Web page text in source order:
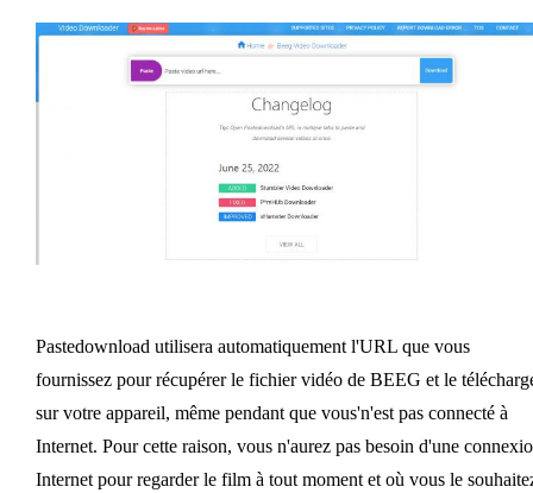
Pastedownload utilisera automatiquement l'URL que vous
fournissez pour récupérer le fichier vidéo de BEEG et le
sur votre appareil, même pendant que vous'n'est pas connecté à
Internet. Pour cette raison, vous n'aurez pas besoin d'une
Internet pour regarder le film à tout moment et où vous le